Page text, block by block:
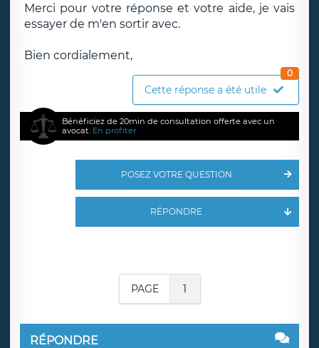
Merci pour votre réponse et votre aide, je vais
essayer de m'en sortir avec.
Bien cordialement,
Cette réponse a été utile
0
Bénéficiez de 20min de consultation offerte avec un
avocat. En profiter
POSEZ VOTRE QUESTION
RÉPONDRE
PAGE 1
RÉPONDRE